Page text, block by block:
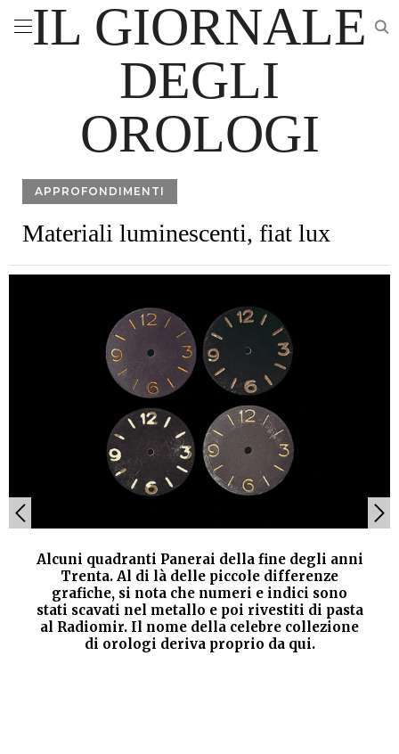
IL GIORNALE
DEGLI
OROLOGI
APPROFONDIMENTI
Materiali luminescenti, fiat lux
Alcuni quadranti Panerai della fine degli anni
Trenta. Al di là delle piccole differenze
grafiche, si nota che numeri e indici sono
stati scavati nel metallo e poi rivestiti di pasta
al Radiomir. Il nome della celebre collezione
di orologi deriva proprio da qui.